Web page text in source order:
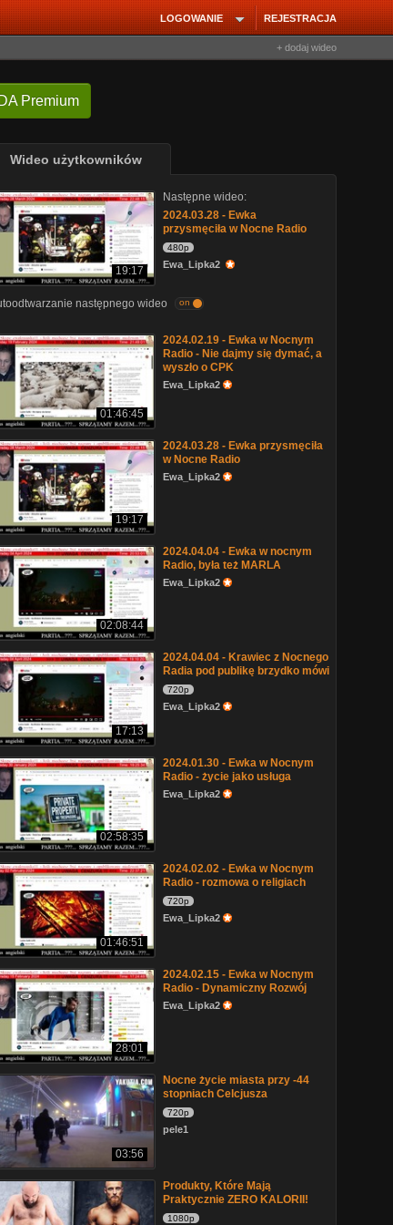
REJESTRACJA
LOGOWANIE
+ dodaj wideo
Premium
Wideo użytkowników
19:17
Następne wideo:
2024.03.28 - Ewka
przysmęciła w Nocne Radio
480p
Ewa_Lipka2
następnego wideo on
01:46:45
2024.02.19 - Ewka w Nocnym
Radio - Nie dajmy się dymać, a
wyszło o CPK
Ewa_Lipka2
19:17
2024.03.28 - Ewka przysmęciła
w Nocne Radio
Ewa_Lipka2
02:08:44
2024.04.04 - Ewka w nocnym
Radio, była też MARLA
Ewa_Lipka2
17:13
2024.04.04 - Krawiec z Nocnego
Radia pod publikę brzydko mówi
720p
Ewa_Lipka2
02:58:35
2024.01.30 - Ewka w Nocnym
Radio - życie jako usługa
Ewa_Lipka2
01:46:51
2024.02.02 - Ewka w Nocnym
Radio - rozmowa o religiach
720p
Ewa_Lipka2
28:01
2024.02.15 - Ewka w Nocnym
Radio - Dynamiczny Rozwój
Ewa_Lipka2
03:56
Nocne życie miasta przy -44
stopniach Celcjusza
720p
pele1
Produkty, Które Mają
Praktycznie ZERO KALORII!
1080p